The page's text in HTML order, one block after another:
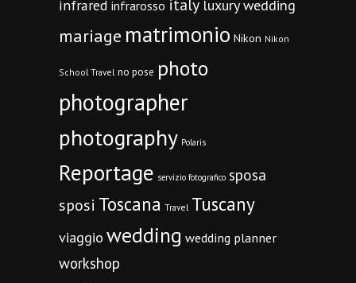
infrared infrarosso italy luxury wedding
mariage matrimonio Nikon Nikon
School Travel no pose photo
photographer
photography Polaris
Reportage servizio fotografico sposa
sposi Toscana Travel Tuscany
viaggio wedding wedding planner
workshop